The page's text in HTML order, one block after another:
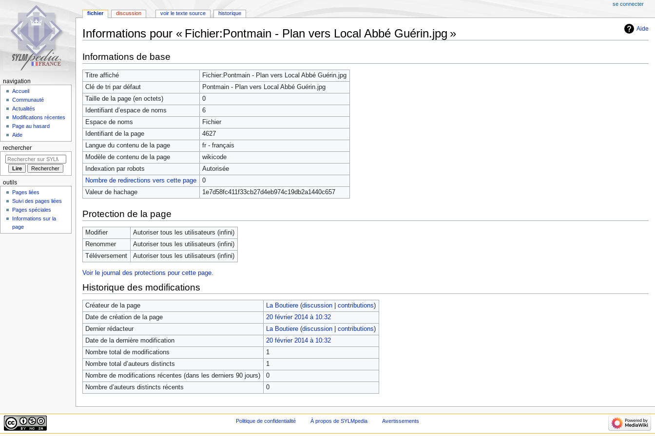
Aide
Informations pour « Fichier:Pontmain - Plan vers Local Abbé Guérin.jpg »
à
la
navigation
à
la
recherche
Informations de base
Titre affiché
Fichier:Pontmain - Plan vers Local Abbé Guérin.jpg
Clé de tri par défaut
Pontmain - Plan vers Local Abbé Guérin.jpg
Taille de la page (en octets)
0
Identifiant dʼespace de noms
6
Espace de noms
Fichier
Identifiant de la page
4627
Langue du contenu de la page
fr - français
Modèle de contenu de la page
wikicode
Indexation par robots
Autorisée
Nombre de redirections vers cette page
0
Valeur de hachage
1e7d58fc411f33cb27d4eb974c19db2a1440c657
Protection de la page
Modifier
Autoriser tous les utilisateurs (infini)
Renommer
Autoriser tous les utilisateurs (infini)
Téléversement
Autoriser tous les utilisateurs (infini)
Voir le journal des protections pour cette page.
Historique des modifications
Créateur de la page La Boutiere (discussion| contributions)
Date de création de la page
20 février 2014 à 10:32
Dernier rédacteur
La Boutiere (discussion| contributions)
Date de la dernière modification
20 février 2014 à 10:32
Nombre total de modifications
1
Nombre total d’auteurs distincts
1
Nombre de modifications récentes (dans les derniers 90 jours)
0
Nombre d’auteurs distincts récents
0
fichier discussion voir le texte source historique
se connecter
navigation
Accueil
Communauté
Actualités
Modifications récentes
Page au hasard
Aide
rechercher
outils
Pages liées
Suivi des pages liées
Pages spéciales
Informations sur la
page
Politique de confidentialité À propos de SYLMpedia Avertissements